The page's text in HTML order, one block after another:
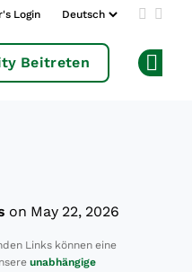
Login Add us
Beitreten
on May 22, 2026
Links können eine
unabhängige